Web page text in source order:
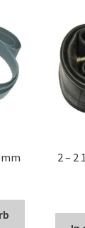
2 – 2